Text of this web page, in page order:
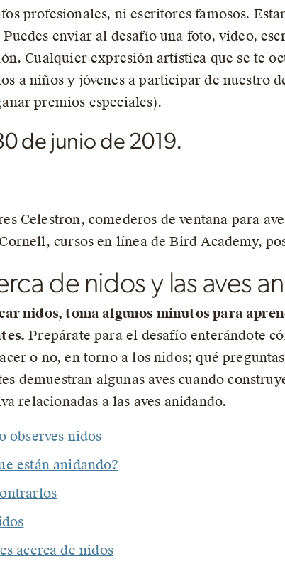
profesionales, ni escritores famosos.
Puedes enviar al desafío una foto, video,
Cualquier expresión artística que se te
a niños y jóvenes a participar de nuestro
premios especiales).
de junio de 2019.
Celestron, comederos de ventana para
cursos en línea de Bird Academy,
de nidos y las aves
nidos, toma algunos minutos para
Prepárate para el desafío enterándote
o no, en torno a los nidos; qué
demuestran algunas aves cuando
relacionadas a las aves anidando.
observes nidos
están anidando?
acerca de nidos